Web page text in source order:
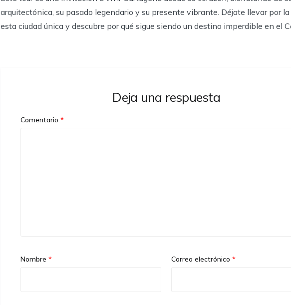
arquitectónica, su pasado legendario y su presente vibrante. Déjate llevar por
esta ciudad única y descubre por qué sigue siendo un destino imperdible en el
Deja una respuesta
Comentario *
Nombre * Correo electrónico *